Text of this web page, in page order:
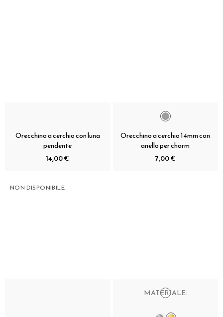
Orecchino a cerchio con luna
pendente
14,00 €
Orecchino a cerchio 14mm con
anello per charm
7,00 €
NON DISPONIBILE
MATERIALE: